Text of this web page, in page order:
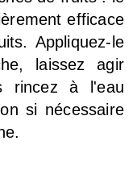
efficace
Appliquez-le
laissez agir
rincez à l'eau
si nécessaire